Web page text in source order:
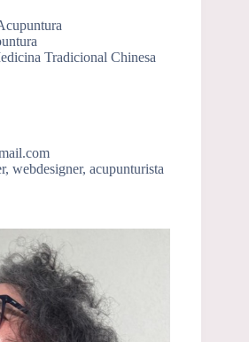
Tradicional Chinesa
webdesigner, acupunturista